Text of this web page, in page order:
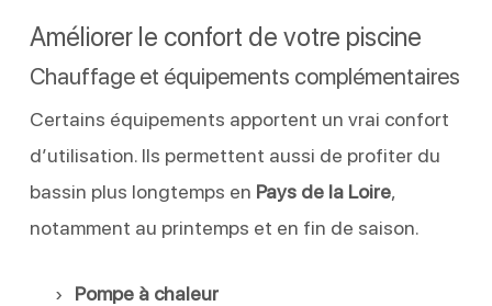
Améliorer le confort de votre piscine
Chauffage et équipements complémentaires
Certains équipements apportent un vrai confort
d’utilisation. Ils permettent aussi de profiter du
bassin plus longtemps en Pays de la Loire,
notamment au printemps et en fin de saison.
Pompe à chaleur